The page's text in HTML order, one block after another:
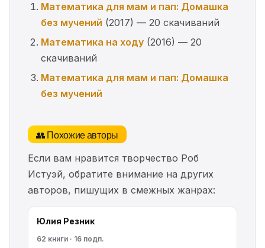
Математика для мам и пап: Домашка
без мучений (2017) — 20 скачиваний
Математика на ходу (2016) — 20
скачиваний
Математика для мам и пап: Домашка
без мучений
👥 Похожие авторы
Если вам нравится творчество Роб
Истуэй, обратите внимание на других
авторов, пишущих в смежных жанрах:
Юлия Резник
62 книги · 16 подп.